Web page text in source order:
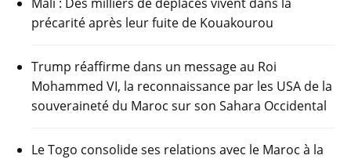
précarité après leur fuite de Kouakourou
Trump réaffirme dans un message au Roi
Mohammed VI, la reconnaissance par les USA de la
souveraineté du Maroc sur son Sahara Occidental
Le Togo consolide ses relations avec le Maroc à la